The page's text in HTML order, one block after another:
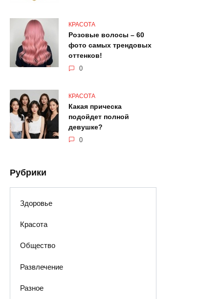
КРАСОТА
Розовые волосы – 60
фото самых трендовых
оттенков!
0
КРАСОТА
Какая прическа
подойдет полной
девушке?
0
Рубрики
Здоровье
Красота
Общество
Развлечение
Разное